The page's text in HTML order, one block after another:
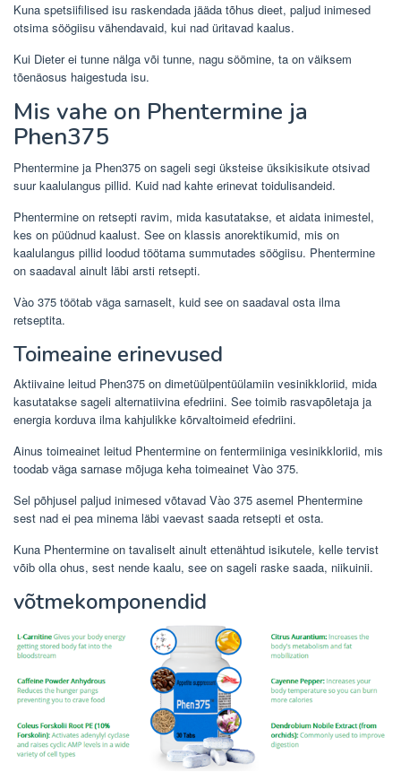
Kuna spetsiifilised isu raskendada jääda tõhus dieet, paljud inimesed
otsima söögiisu vähendavaid, kui nad üritavad kaalus.
Kui Dieter ei tunne nälga või tunne, nagu söömine, ta on väiksem
tõenäosus haigestuda isu.
Mis vahe on Phentermine ja
Phen375
Phentermine ja Phen375 on sageli segi üksteise üksikisikute otsivad
suur kaalulangus pillid. Kuid nad kahte erinevat toidulisandeid.
Phentermine on retsepti ravim, mida kasutatakse, et aidata inimestel,
kes on püüdnud kaalust. See on klassis anorektikumid, mis on
kaalulangus pillid loodud töötama summutades söögiisu. Phentermine
on saadaval ainult läbi arsti retsepti.
Vào 375 töötab väga sarnaselt, kuid see on saadaval osta ilma
retseptita.
Toimeaine erinevused
Aktiivaine leitud Phen375 on dimetüülpentüülamiin vesinikkloriid, mida
kasutatakse sageli alternatiivina efedriini. See toimib rasvapõletaja ja
energia korduva ilma kahjulikke kõrvaltoimeid efedriini.
Ainus toimeainet leitud Phentermine on fentermiiniga vesinikkloriid, mis
toodab väga sarnase mõjuga keha toimeainet Vào 375.
Sel põhjusel paljud inimesed võtavad Vào 375 asemel Phentermine
sest nad ei pea minema läbi vaevast saada retsepti et osta.
Kuna Phentermine on tavaliselt ainult ettenähtud isikutele, kelle tervist
võib olla ohus, sest nende kaalu, see on sageli raske saada, niikuinii.
võtmekomponendid